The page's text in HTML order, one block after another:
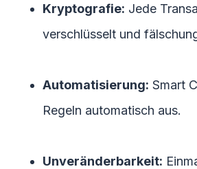
Kryptografie: Jede
verschlüsselt und
Automatisierung: Smart
Regeln automatisch aus.
Unveränderbarkeit: